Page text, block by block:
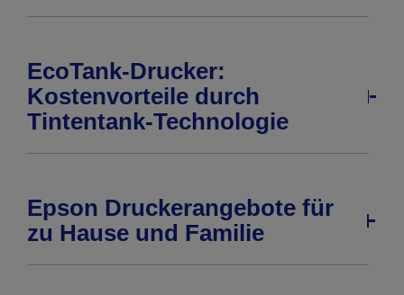
EcoTank-Drucker:
Kostenvorteile durch
Tintentank-Technologie
Epson Druckerangebote für
zu Hause und Familie